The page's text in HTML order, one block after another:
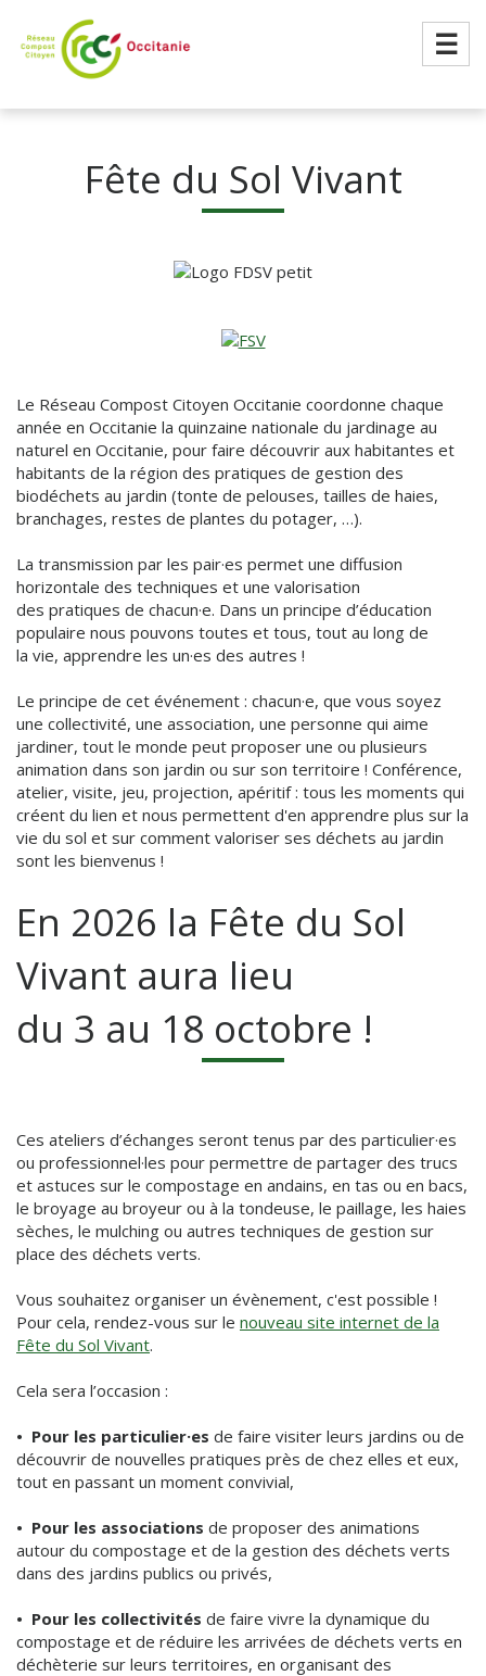
☰
Fête du Sol Vivant
Le Réseau Compost Citoyen Occitanie coordonne chaque
année en Occitanie la quinzaine nationale du jardinage au
naturel en Occitanie, pour faire découvrir aux habitantes et
habitants de la région des pratiques de gestion des
biodéchets au jardin (tonte de pelouses, tailles de haies,
branchages, restes de plantes du potager, …).
La transmission par les pair·es permet une diffusion
horizontale des techniques et une valorisation
des pratiques de chacun·e. Dans un principe d’éducation
populaire nous pouvons toutes et tous, tout au long de
la vie, apprendre les un·es des autres !
Le principe de cet événement : chacun·e, que vous soyez
une collectivité, une association, une personne qui aime
jardiner, tout le monde peut proposer une ou plusieurs
animation dans son jardin ou sur son territoire ! Conférence,
atelier, visite, jeu, projection, apéritif : tous les moments qui
créent du lien et nous permettent d'en apprendre plus sur la
vie du sol et sur comment valoriser ses déchets au jardin
sont les bienvenus !
En 2026 la Fête du Sol
Vivant aura lieu
du 3 au 18 octobre !
Ces ateliers d’échanges seront tenus par des particulier·es
ou professionnel·les pour permettre de partager des trucs
et astuces sur le compostage en andains, en tas ou en bacs,
le broyage au broyeur ou à la tondeuse, le paillage, les haies
sèches, le mulching ou autres techniques de gestion sur
place des déchets verts.
Vous souhaitez organiser un évènement, c'est possible !
Pour cela, rendez-vous sur le nouveau site internet de la
Fête du Sol Vivant.
Cela sera l’occasion :
• Pour les particulier·es de faire visiter leurs jardins ou de
découvrir de nouvelles pratiques près de chez elles et eux,
tout en passant un moment convivial,
• Pour les associations de proposer des animations
autour du compostage et de la gestion des déchets verts
dans des jardins publics ou privés,
• Pour les collectivités de faire vivre la dynamique du
compostage et de réduire les arrivées de déchets verts en
déchèterie sur leurs territoires, en organisant des